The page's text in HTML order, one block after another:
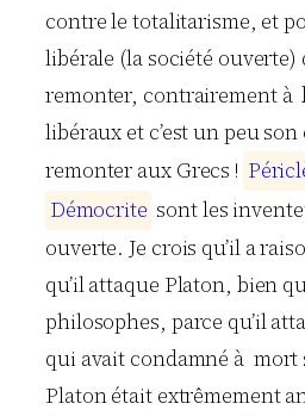
contre le totalitarisme, et
libérale (la société
remonter, contrairement à
libéraux et c’est un peu
remonter aux Grecs ! Péricl
Démocrite sont les
ouverte. Je crois qu’il a
qu’il attaque Platon, bien
philosophes, parce qu’il
qui avait condamné à mort
Platon était extrêmement